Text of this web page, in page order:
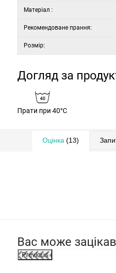
Матеріал :
Рекомендоване прання:
Розмір:
Догляд за
Прати при 40°C
Оцінка (13)
Вас може
Previous